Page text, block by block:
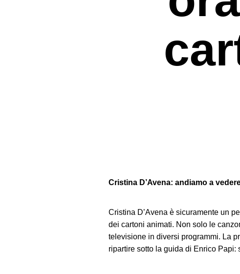
Cristina D’Avena: andiamo a
Cristina D’Avena è sicuramente un
dei cartoni animati. Non solo le
televisione in diversi programmi. La
ripartire sotto la guida di Enrico Papi: